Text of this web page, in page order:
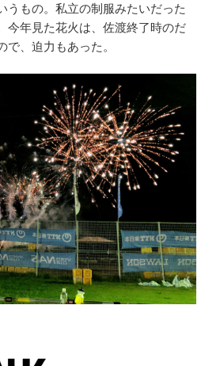
うもの。私立の制服みたいだった
今年見た花火は、佐渡終了時のだ
で、迫力もあった。